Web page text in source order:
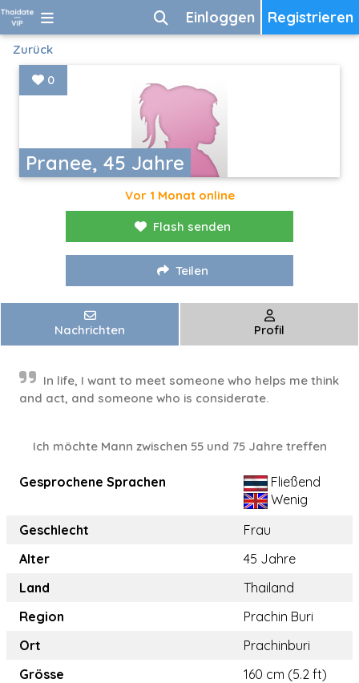
Registrieren
Einloggen
Zurück
Pranee, 45 Jahre
0
Vor 1 Monat online
Flash senden
Teilen
Nachrichten Profil
In life, I want to meet someone who helps me think
and act, and someone who is considerate.
Ich möchte Mann zwischen 55 und 75 Jahre treffen
Gesprochene Sprachen
Fließend
Wenig
Geschlecht
Frau
Alter
45 Jahre
Land
Thailand
Region
Prachin Buri
Ort
Prachinburi
Grösse
160 cm (5.2 ft)